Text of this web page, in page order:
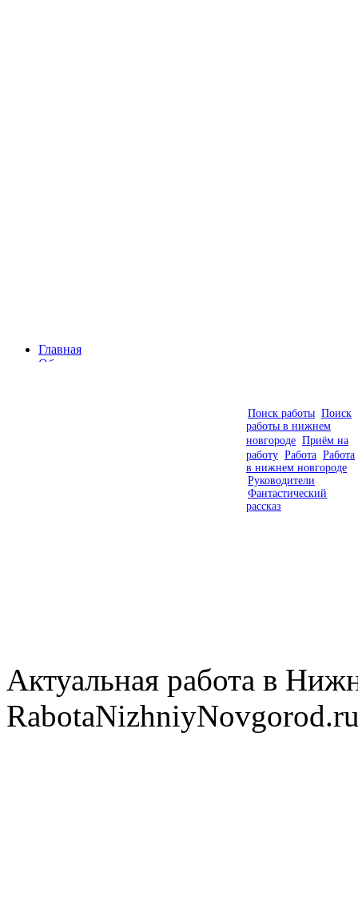
Главная
Объявления
Поиск работы Поиск
работы в нижнем
новгороде Приём на
работу Работа Работа
в нижнем новгороде
Руководители
Фантастический
рассказ
Актуальная работа в